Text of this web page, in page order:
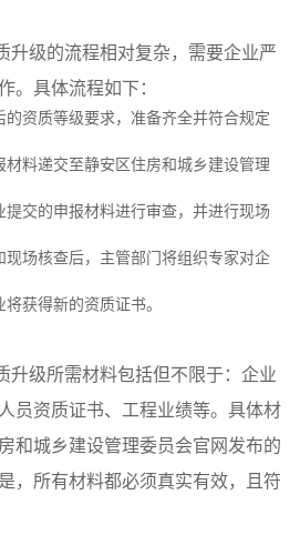
升级的流程相对复杂，需要企业严
。具体流程如下：
的资质等级要求，准备齐全并符合规定
材料递交至静安区住房和城乡建设管理
提交的申报材料进行审查，并进行现场
现场核查后，主管部门将组织专家对企
获得新的资质证书。
升级所需材料包括但不限于：企业
员资质证书、工程业绩等。具体材
和城乡建设管理委员会官网发布的
，所有材料都必须真实有效，且符